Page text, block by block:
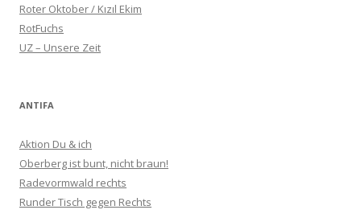
Roter Oktober / Kızıl Ekim
RotFuchs
UZ – Unsere Zeit
ANTIFA
Aktion Du & ich
Oberberg ist bunt, nicht braun!
Radevormwald rechts
Runder Tisch gegen Rechts